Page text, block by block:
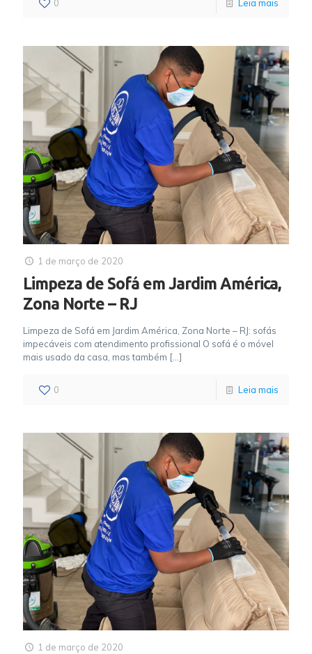
0 Leia mais
1 de março de 2020
Limpeza de Sofá em Jardim América,
Zona Norte – RJ
Limpeza de Sofá em Jardim América, Zona Norte – RJ: sofás
impecáveis com atendimento profissional O sofá é o móvel
mais usado da casa, mas também […]
0 Leia mais
1 de março de 2020